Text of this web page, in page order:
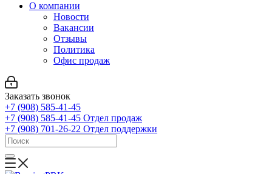
О компании
Новости
Вакансии
Отзывы
Политика
Офис продаж
Заказать звонок
+7 (908) 585-41-45
+7 (908) 585-41-45 Отдел продаж
+7 (908) 701-26-22 Отдел поддержки